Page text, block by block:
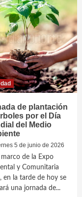
de plantación
por el Día
del Medio
5 de junio de 2026
marco de la Expo
y Comunitaria
en la tarde de hoy se
una jornada de...